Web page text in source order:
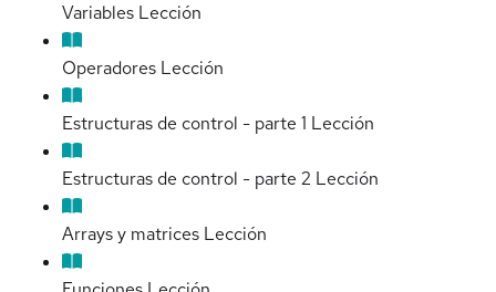
Variables Lección
Operadores Lección
Estructuras de control - parte 1 Lección
Estructuras de control - parte 2 Lección
Arrays y matrices Lección